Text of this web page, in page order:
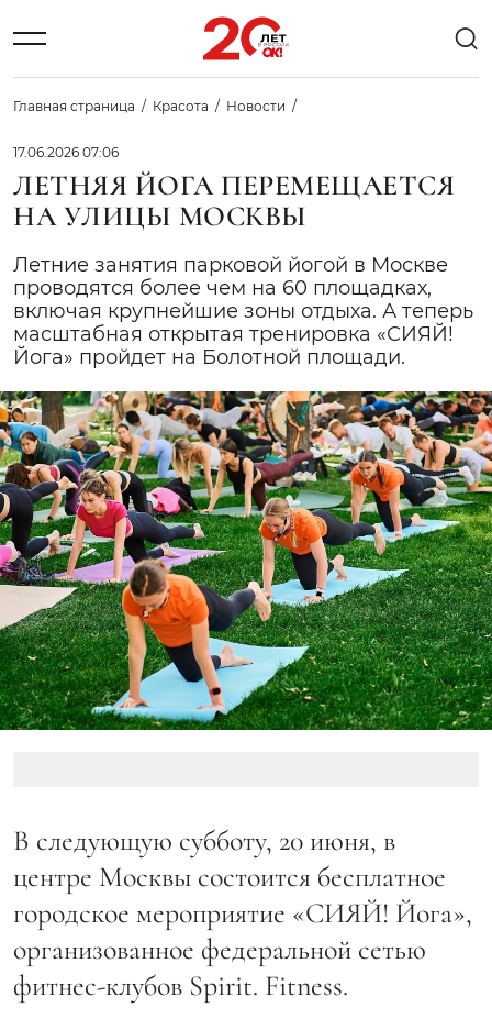
Главная страница Красота Новости
17.06.2026 07:06
ЛЕТНЯЯ ЙОГА ПЕРЕМЕЩАЕТСЯ
НА УЛИЦЫ МОСКВЫ
Летние занятия парковой йогой в Москве
проводятся более чем на 60 площадках,
включая крупнейшие зоны отдыха. А теперь
масштабная открытая тренировка «СИЯЙ!
Йога» пройдет на Болотной площади.
В следующую субботу, 20 июня, в
центре Москвы состоится бесплатное
городское мероприятие «СИЯЙ! Йога»,
организованное федеральной сетью
фитнес-клубов Spirit. Fitness.